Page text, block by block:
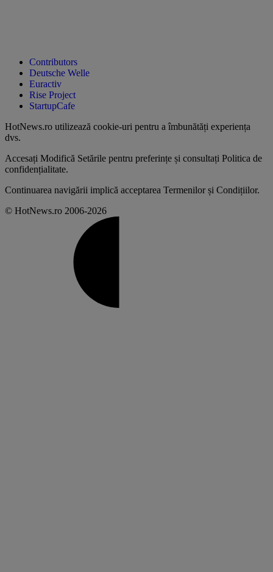
Contributors
Deutsche Welle
Euractiv
Rise Project
StartupCafe
HotNews.ro utilizează cookie-uri pentru a îmbunătăți experiența
dvs.
Accesați Modifică Setările pentru preferințe și consultați Politica de
confidențialitate.
Continuarea navigării implică acceptarea Termenilor și Condițiilor.
© HotNews.ro 2006-2026